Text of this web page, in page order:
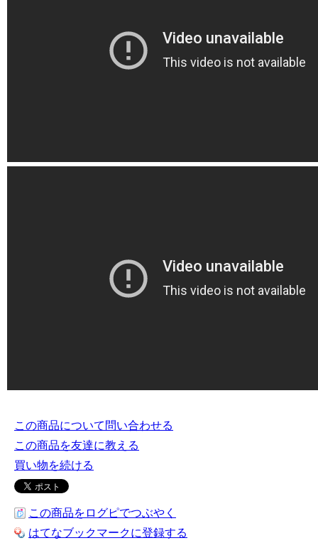
この商品について問い合わせる
この商品を友達に教える
買い物を続ける
この商品をログピでつぶやく
はてなブックマークに登録する